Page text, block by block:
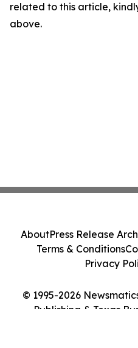
related to this article,
above.
© 1995-2026
Publishing & Texas
AboutPress Release
Terms & Conditions
Privacy